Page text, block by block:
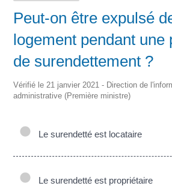
Peut-on être expulsé
logement pendant une
de surendettement ?
Vérifié le 21 janvier 2021 - Direction de
administrative (Première ministre)
Le surendetté est locataire
Le surendetté est propriétaire